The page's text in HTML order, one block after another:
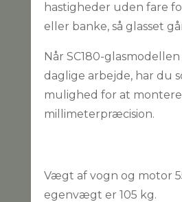
hastigheder uden fare
eller banke, så glasset
Når SC180-
daglige arbejde, har du
mulighed for at montere
millimeterpræcision.
Vægt af vogn og motor
egenvægt er 105 kg.